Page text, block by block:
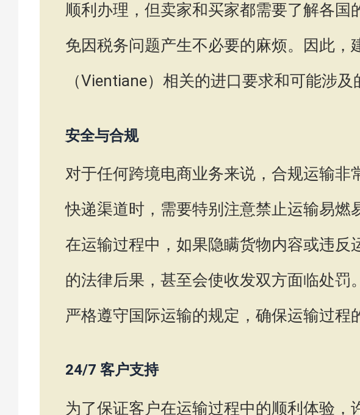
顺利办理，但卖家和买家都需要了解各国
免因税务问题产生不必要的麻烦。因此，
（Vientiane）相关的进口要求和可能涉及
安全与合规
对于任何跨境电商业务来说，合规运输非
快递渠道时，需要特别注意禁止运输易燃
在运输过程中，如果隐瞒货物内容或违反
的法律后果，甚至会使收发双方面临处罚
严格遵守国际运输的规定，确保运输过程
24/7 客户支持
为了保证客户在运输过程中的顺利体验，